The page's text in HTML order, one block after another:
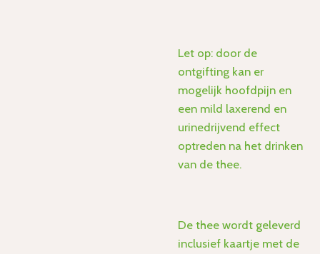
Let op: door de
ontgifting kan er
mogelijk hoofdpijn en
een mild laxerend en
urinedrijvend effect
optreden na het drinken
van de thee.
De thee wordt geleverd
inclusief kaartje met de